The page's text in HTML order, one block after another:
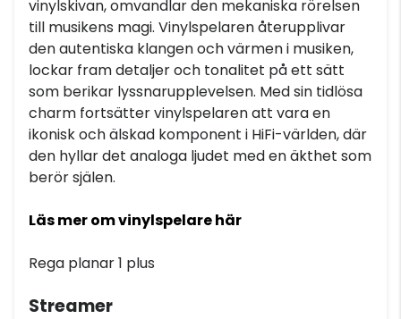
vinylskivan, omvandlar den mekaniska rörelsen
till musikens magi. Vinylspelaren återupplivar
den autentiska klangen och värmen i musiken,
lockar fram detaljer och tonalitet på ett sätt
som berikar lyssnarupplevelsen. Med sin tidlösa
charm fortsätter vinylspelaren att vara en
ikonisk och älskad komponent i HiFi-världen, där
den hyllar det analoga ljudet med en äkthet som
berör själen.
Läs mer om vinylspelare här
Rega planar 1 plus
Streamer